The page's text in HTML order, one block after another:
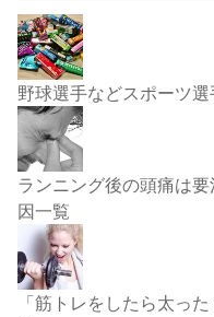
野球選手などスポーツ
ランニング後の頭痛は
因一覧
「筋トレをしたら太っ